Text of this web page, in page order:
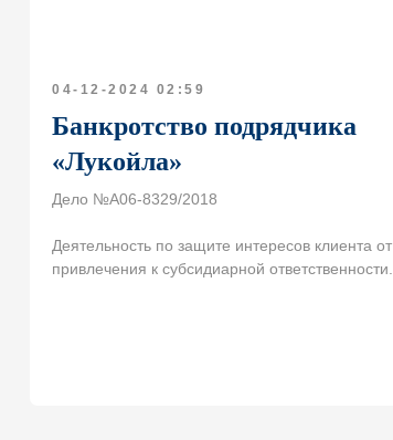
04-12-2024 02:59
Банкротство подрядчика
«Лукойла»
Дело №А06-8329/2018
Деятельность по защите интересов клиента от
привлечения к субсидиарной ответственности.